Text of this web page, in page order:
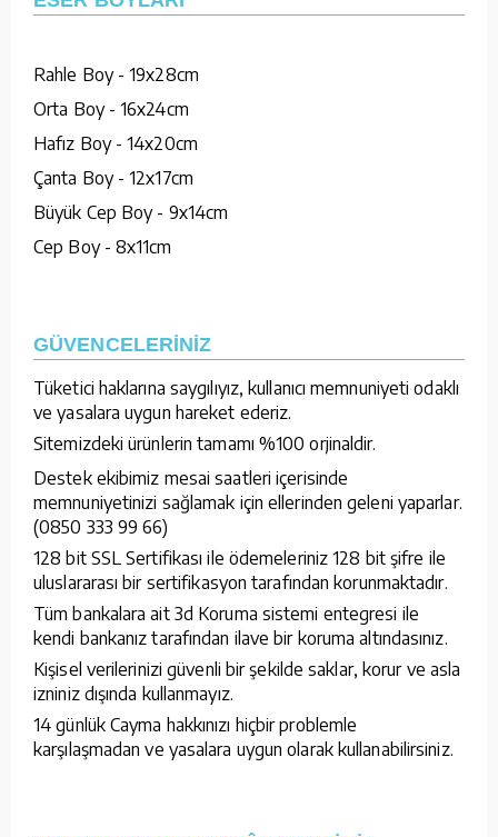
Rahle Boy - 19x28cm
Orta Boy - 16x24cm
Hafız Boy - 14x20cm
Çanta Boy - 12x17cm
Büyük Cep Boy - 9x14cm
Cep Boy - 8x11cm
GÜVENCELERİNİZ
Tüketici haklarına saygılıyız, kullanıcı memnuniyeti odaklı
ve yasalara uygun hareket ederiz.
Sitemizdeki ürünlerin tamamı %100 orjinaldir.
Destek ekibimiz mesai saatleri içerisinde
memnuniyetinizi sağlamak için ellerinden geleni yaparlar.
(0850 333 99 66)
128 bit SSL Sertifikası ile ödemeleriniz 128 bit şifre ile
uluslararası bir sertifikasyon tarafından korunmaktadır.
Tüm bankalara ait 3d Koruma sistemi entegresi ile
kendi bankanız tarafından ilave bir koruma altındasınız.
Kişisel verilerinizi güvenli bir şekilde saklar, korur ve asla
izniniz dışında kullanmayız.
14 günlük Cayma hakkınızı hiçbir problemle
karşılaşmadan ve yasalara uygun olarak kullanabilirsiniz.